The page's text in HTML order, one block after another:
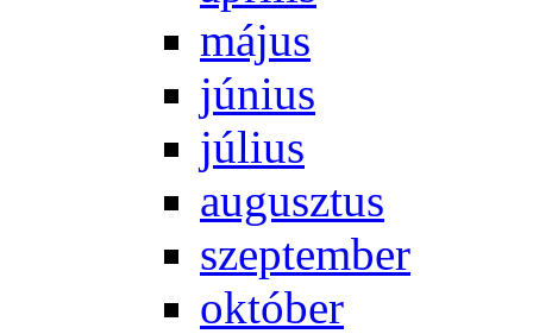
má­jus
jú­ni­us
jú­li­us
au­gusz­tus
szep­tem­ber
ok­tó­ber